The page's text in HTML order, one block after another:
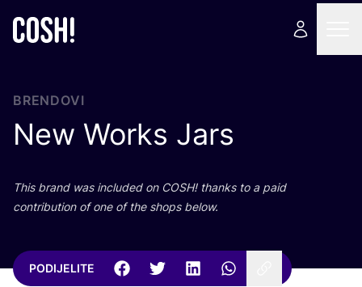
BRENDOVI
New Works Jars
This brand was inclu­ded on COSH! than­ks to a paid
con­tri­bu­ti­on of one of the shops below.
PODIJELITE